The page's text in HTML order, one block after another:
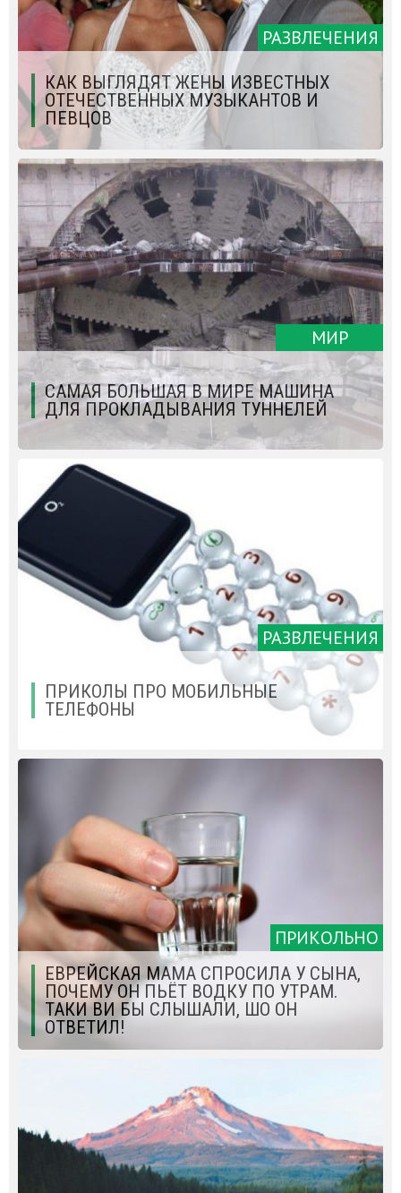
РАЗВЛЕЧЕНИЯ
КАК ВЫГЛЯДЯТ ЖЕНЫ ИЗВЕСТНЫХ
ОТЕЧЕСТВЕННЫХ МУЗЫКАНТОВ И
ПЕВЦОВ
МИР
CАМАЯ БОЛЬШАЯ В МИРЕ МАШИНА
ДЛЯ ПРОКЛАДЫВАНИЯ ТУННЕЛЕЙ
РАЗВЛЕЧЕНИЯ
ПРИКОЛЫ ПРО МОБИЛЬНЫЕ
ТЕЛЕФОНЫ
ПРИКОЛЬНО
ЕВРЕЙСКАЯ МАМА СПРОСИЛА У СЫНА,
ПОЧЕМУ ОН ПЬЁТ ВОДКУ ПО УТРАМ.
ТАКИ ВИ БЫ СЛЫШАЛИ, ШО ОН
ОТВЕТИЛ!